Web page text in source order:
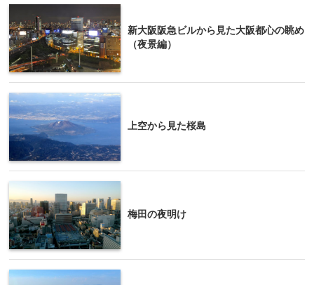
新大阪阪急ビルから見た大阪都心の眺め
（夜景編）
上空から見た桜島
梅田の夜明け